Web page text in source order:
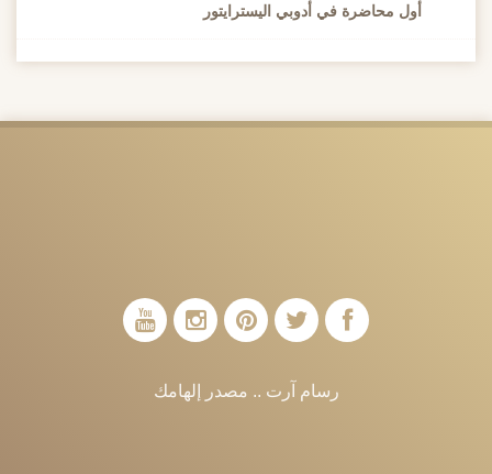
أول محاضرة في أدوبي اليسترايتور
رسام آرت .. مصدر إلهامك